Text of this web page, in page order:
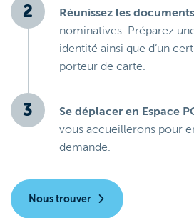
Réunissez les documents
nominatives. Préparez
identité ainsi que d’un
porteur de carte.
Se déplacer en Espace
vous accueillerons pour
demande.
Nous trouver